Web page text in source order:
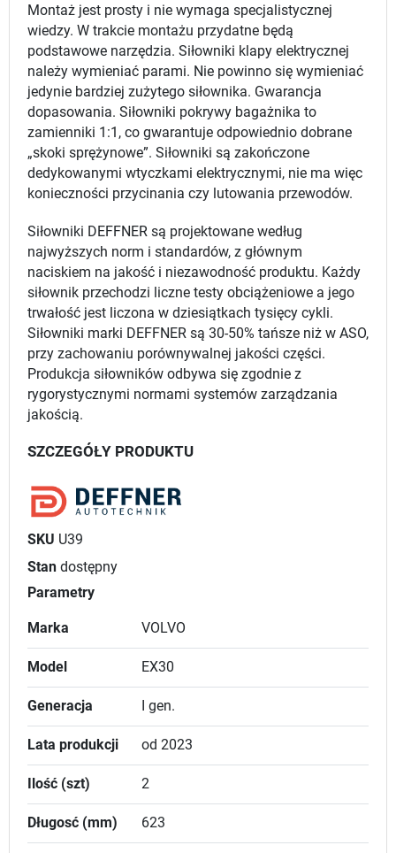
Montaż jest prosty i nie wymaga specjalistycznej
wiedzy. W trakcie montażu przydatne będą
podstawowe narzędzia. Siłowniki klapy elektrycznej
należy wymieniać parami. Nie powinno się wymieniać
jedynie bardziej zużytego siłownika. Gwarancja
dopasowania. Siłowniki pokrywy bagażnika to
zamienniki 1:1, co gwarantuje odpowiednio dobrane
„skoki sprężynowe”. Siłowniki są zakończone
dedykowanymi wtyczkami elektrycznymi, nie ma więc
konieczności przycinania czy lutowania przewodów.
Siłowniki DEFFNER są projektowane według
najwyższych norm i standardów, z głównym
naciskiem na jakość i niezawodność produktu. Każdy
siłownik przechodzi liczne testy obciążeniowe a jego
trwałość jest liczona w dziesiątkach tysięcy cykli.
Siłowniki marki DEFFNER są 30-50% tańsze niż w ASO,
przy zachowaniu porównywalnej jakości części.
Produkcja siłowników odbywa się zgodnie z
rygorystycznymi normami systemów zarządzania
jakością.
SZCZEGÓŁY PRODUKTU
SKU U39
Stan dostępny
Parametry
Marka VOLVO
Model EX30
Generacja I gen.
Lata produkcji od 2023
Ilość (szt) 2
Długosć (mm) 623